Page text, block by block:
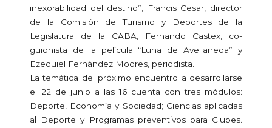
inexorabilidad del destino”, Francis Cesar, director
de la Comisión de Turismo y Deportes de la
Legislatura de la CABA, Fernando Castex, co-
guionista de la película “Luna de Avellaneda” y
Ezequiel Fernández Moores, periodista.
La temática del próximo encuentro a desarrollarse
el 22 de junio a las 16 cuenta con tres módulos:
Deporte, Economía y Sociedad; Ciencias aplicadas
al Deporte y Programas preventivos para Clubes.